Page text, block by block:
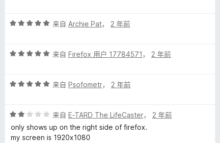
的
评
价
/评
/
来自 Archie Pat， 2 年前
评
/
来自 Firefox 用户 17784571 ， 2 年前
评
/
5
来自 Psofometr， 2 年前
评
分
2
来自 E-TARD The LifeCaster， 2 年前
only shows up on the right side of firefox.
my screen is 1920x1080